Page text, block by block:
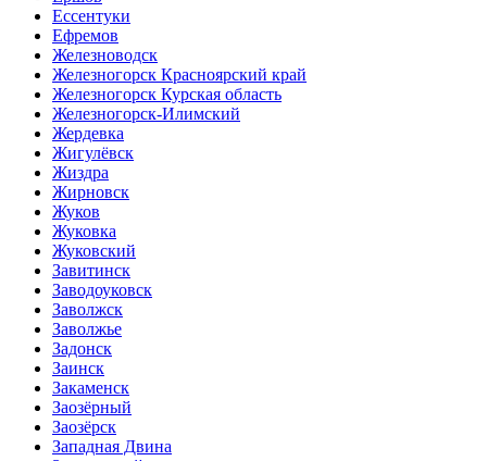
Ессентуки
Ефремов
Железноводск
Железногорск Красноярский край
Железногорск Курская область
Железногорск-Илимский
Жердевка
Жигулёвск
Жиздра
Жирновск
Жуков
Жуковка
Жуковский
Завитинск
Заводоуковск
Заволжск
Заволжье
Задонск
Заинск
Закаменск
Заозёрный
Заозёрск
Западная Двина